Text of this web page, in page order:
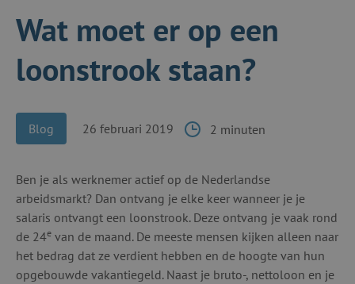
Wat moet er op een
loonstrook staan?
Blog 26 februari 2019 2 minuten
Ben je als werknemer actief op de Nederlandse
arbeidsmarkt? Dan ontvang je elke keer wanneer je je
salaris ontvangt een loonstrook. Deze ontvang je vaak rond
de 24e van de maand. De meeste mensen kijken alleen naar
het bedrag dat ze verdient hebben en de hoogte van hun
opgebouwde vakantiegeld. Naast je bruto-, nettoloon en je